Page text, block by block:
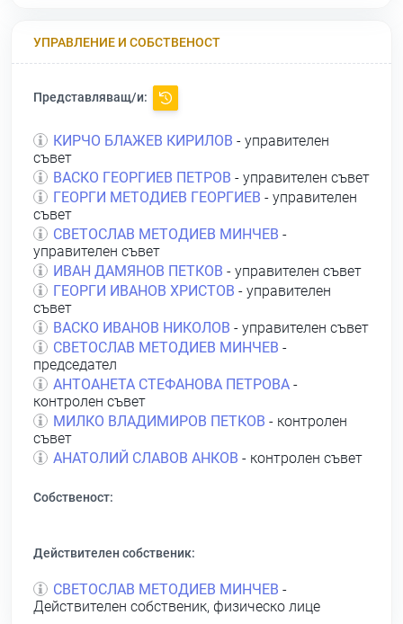
УПРАВЛЕНИЕ И СОБСТВЕНОСТ
Представляващ/и:
КИРЧО БЛАЖЕВ КИРИЛОВ - управителен
съвет
ВАСКО ГЕОРГИЕВ ПЕТРОВ - управителен съвет
ГЕОРГИ МЕТОДИЕВ ГЕОРГИЕВ - управителен
съвет
СВЕТОСЛАВ МЕТОДИЕВ МИНЧЕВ -
управителен съвет
ИВАН ДАМЯНОВ ПЕТКОВ - управителен съвет
ГЕОРГИ ИВАНОВ ХРИСТОВ - управителен
съвет
ВАСКО ИВАНОВ НИКОЛОВ - управителен съвет
СВЕТОСЛАВ МЕТОДИЕВ МИНЧЕВ -
председател
АНТОАНЕТА СТЕФАНОВА ПЕТРОВА -
контролен съвет
МИЛКО ВЛАДИМИРОВ ПЕТКОВ - контролен
съвет
АНАТОЛИЙ СЛАВОВ АНКОВ - контролен съвет
Собственост:
Действителен собственик:
СВЕТОСЛАВ МЕТОДИЕВ МИНЧЕВ -
Действителен собственик, физическо лице